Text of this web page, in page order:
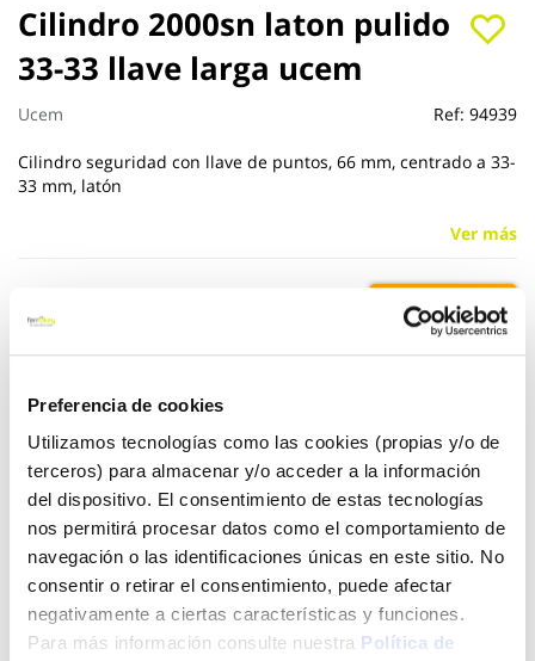
Preferencia de cookies
Utilizamos tecnologías como las cookies (propias y/o de
terceros) para almacenar y/o acceder a la información
del dispositivo. El consentimiento de estas tecnologías
nos permitirá procesar datos como el comportamiento de
navegación o las identificaciones únicas en este sitio. No
consentir o retirar el consentimiento, puede afectar
negativamente a ciertas características y funciones.
Para más información consulte nuestra Política de
Cilindro 2000sn laton pulido
33-33 llave larga ucem
Ucem Ref: 94939
Cilindro seguridad con llave de puntos, 66 mm, centrado a 33-
33 mm, latón
Ver más
36,00 €
Click&Collect - Recogida gratis
en nuestras tiendas
Envío a domicilio:
5 días hábiles
+ INFO
Saltar
al
comienzo
de
la
de
imágenes